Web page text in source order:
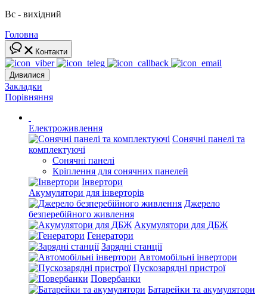
Вс - вихідний
Головна
Контакти
Дивилися
Закладки
Порівняння
Електроживлення
Сонячні панелі та
комплектуючі
Сонячні панелі
Кріплення для сонячних панелей
Інвертори
Акумулятори для інверторів
Джерело
безперебійного живлення
Акумулятори для ДБЖ
Генератори
Зарядні станції
Автомобільні інвертори
Пускозарядні пристрої
Повербанки
Батарейки та акумулятори